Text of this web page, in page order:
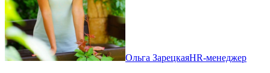
Ольга ЗарецкаяHR-менеджер